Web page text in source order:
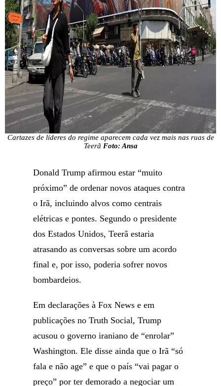
Cartazes de líderes do regime aparecem cada vez mais nas ruas de
Teerã Foto: Ansa
Donald Trump afirmou estar “muito
próximo” de ordenar novos ataques contra
o Irã, incluindo alvos como centrais
elétricas e pontes. Segundo o presidente
dos Estados Unidos, Teerã estaria
atrasando as conversas sobre um acordo
final e, por isso, poderia sofrer novos
bombardeios.
Em declarações à Fox News e em
publicações no Truth Social, Trump
acusou o governo iraniano de “enrolar”
Washington. Ele disse ainda que o Irã “só
fala e não age” e que o país “vai pagar o
preço” por ter demorado a negociar um